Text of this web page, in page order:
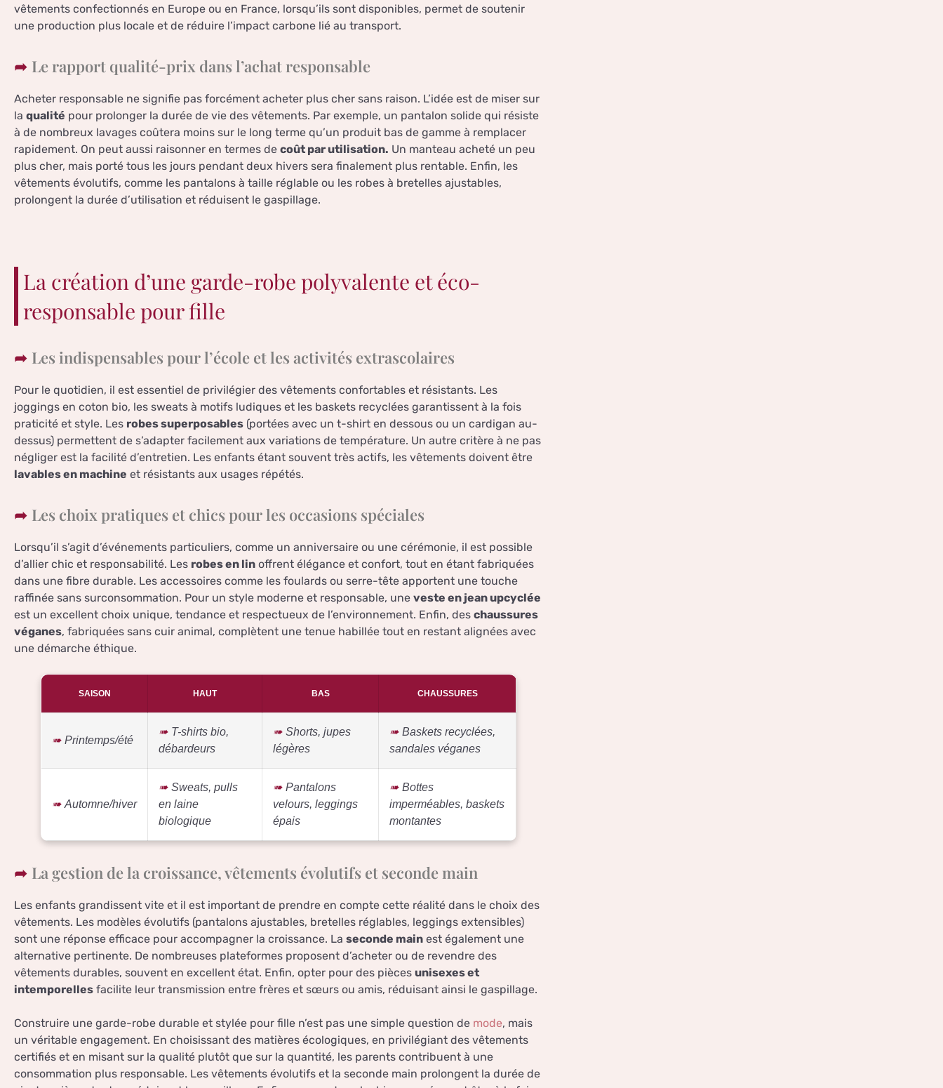
vêtements confectionnés en Europe ou en France, lorsqu’ils sont disponibles, permet de soutenir
une production plus locale et de réduire l’impact carbone lié au transport.
Le rapport qualité-prix dans l’achat responsable
Acheter responsable ne signifie pas forcément acheter plus cher sans raison. L’idée est de miser sur
la qualité pour prolonger la durée de vie des vêtements. Par exemple, un pantalon solide qui résiste
à de nombreux lavages coûtera moins sur le long terme qu’un produit bas de gamme à remplacer
rapidement. On peut aussi raisonner en termes de coût par utilisation. Un manteau acheté un peu
plus cher, mais porté tous les jours pendant deux hivers sera finalement plus rentable. Enfin, les
vêtements évolutifs, comme les pantalons à taille réglable ou les robes à bretelles ajustables,
prolongent la durée d’utilisation et réduisent le gaspillage.
La création d’une garde-robe polyvalente et éco-
responsable pour fille
Les indispensables pour l’école et les activités extrascolaires
Pour le quotidien, il est essentiel de privilégier des vêtements confortables et résistants. Les
joggings en coton bio, les sweats à motifs ludiques et les baskets recyclées garantissent à la fois
praticité et style. Les robes superposables (portées avec un t-shirt en dessous ou un cardigan au-
dessus) permettent de s’adapter facilement aux variations de température. Un autre critère à ne pas
négliger est la facilité d’entretien. Les enfants étant souvent très actifs, les vêtements doivent être
lavables en machine et résistants aux usages répétés.
Les choix pratiques et chics pour les occasions spéciales
Lorsqu’il s’agit d’événements particuliers, comme un anniversaire ou une cérémonie, il est possible
d’allier chic et responsabilité. Les robes en lin offrent élégance et confort, tout en étant fabriquées
dans une fibre durable. Les accessoires comme les foulards ou serre-tête apportent une touche
raffinée sans surconsommation. Pour un style moderne et responsable, une veste en jean upcyclée
est un excellent choix unique, tendance et respectueux de l’environnement. Enfin, des chaussures
véganes, fabriquées sans cuir animal, complètent une tenue habillée tout en restant alignées avec
une démarche éthique.
SAISON HAUT BAS CHAUSSURES
Printemps/été
T-shirts bio,
débardeurs
Shorts, jupes
légères
Baskets recyclées,
sandales véganes
Automne/hiver
Sweats, pulls
en laine
biologique
Pantalons
velours, leggings
épais
Bottes
imperméables, baskets
montantes
La gestion de la croissance, vêtements évolutifs et seconde main
Les enfants grandissent vite et il est important de prendre en compte cette réalité dans le choix des
vêtements. Les modèles évolutifs (pantalons ajustables, bretelles réglables, leggings extensibles)
sont une réponse efficace pour accompagner la croissance. La seconde main est également une
alternative pertinente. De nombreuses plateformes proposent d’acheter ou de revendre des
vêtements durables, souvent en excellent état. Enfin, opter pour des pièces unisexes et
intemporelles facilite leur transmission entre frères et sœurs ou amis, réduisant ainsi le gaspillage.
Construire une garde-robe durable et stylée pour fille n’est pas une simple question de mode, mais
un véritable engagement. En choisissant des matières écologiques, en privilégiant des vêtements
certifiés et en misant sur la qualité plutôt que sur la quantité, les parents contribuent à une
consommation plus responsable. Les vêtements évolutifs et la seconde main prolongent la durée de